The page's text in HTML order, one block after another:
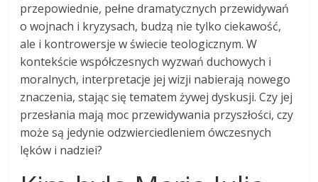
przepowiednie, pełne dramatycznych przewidywań
o wojnach i kryzysach, budzą nie tylko ciekawość,
ale i kontrowersje w świecie teologicznym. W
kontekście współczesnych wyzwań duchowych i
moralnych, interpretacje jej wizji nabierają nowego
znaczenia, stając się tematem żywej dyskusji. Czy jej
przesłania mają moc przewidywania przyszłości, czy
może są jedynie odzwierciedleniem ówczesnych
lęków i nadziei?